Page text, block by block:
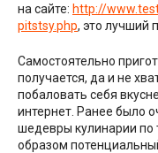
на сайте: http://
pitstsy.php, это лучший
Самостоятельно
получается, да и не
побаловать себя
интернет. Ранее было
шедевры кулинарии по
образом